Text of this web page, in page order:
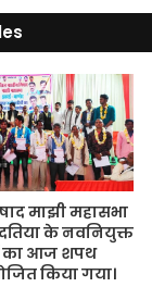
माझी महासभा
के नवनियुक्त
का आज शपथ
किया गया।